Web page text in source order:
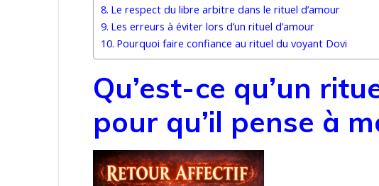
Le respect du libre arbitre dans le rituel d’amour
Les erreurs à éviter lors d’un rituel d’amour
Pourquoi faire confiance au rituel du voyant Dovi
Qu’est-ce qu’un
pour qu’il pense à